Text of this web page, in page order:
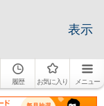
表示
履歴 お気に入り メニュー